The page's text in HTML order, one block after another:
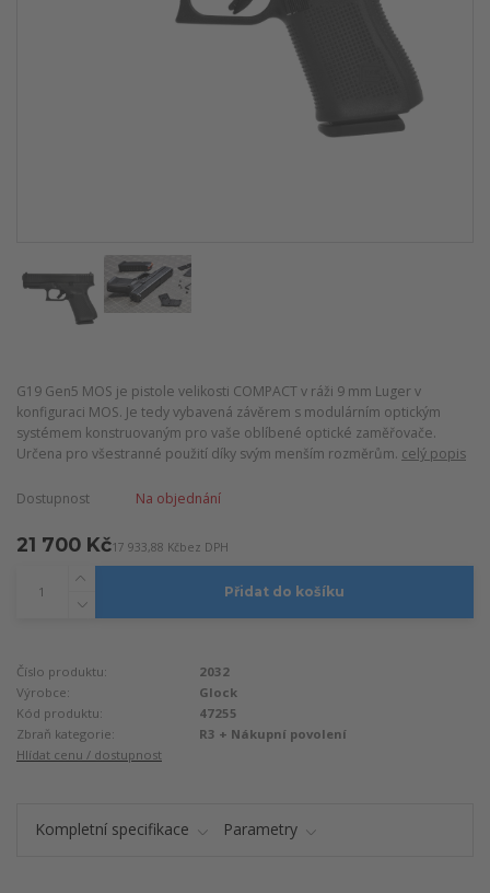
G19 Gen5 MOS je pistole velikosti COMPACT v ráži 9 mm Luger v
konfiguraci MOS. Je tedy vybavená závěrem s modulárním optickým
systémem konstruovaným pro vaše oblíbené optické zaměřovače.
Určena pro všestranné použití díky svým menším rozměrům. celý popis
Dostupnost Na objednání
21 700 Kč17 933,88 Kčbez DPH
Přidat do košíku
Číslo produktu:
2032
Výrobce:
Glock
Kód produktu:
47255
Zbraň kategorie:
R3 + Nákupní povolení
Hlídat cenu / dostupnost
Kompletní specifikace Parametry